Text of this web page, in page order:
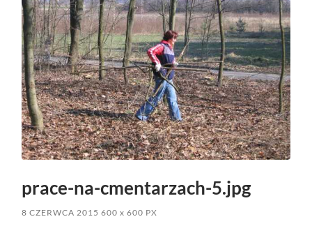
prace-na-cmentarzach-5.jpg
8 CZERWCA 2015 600x 600 PX